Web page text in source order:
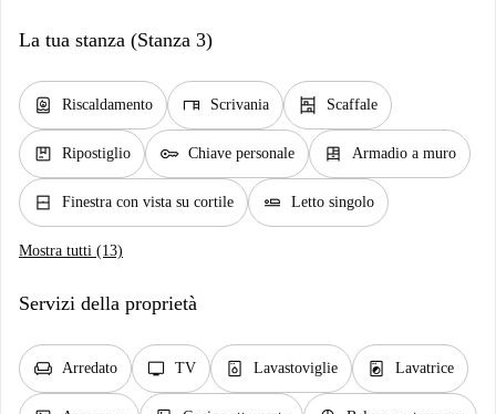
La tua stanza (Stanza 3)
water_heater Riscaldamento desk Scrivania shelves Scaffale
package Ripostiglio key Chiave personale dresser Armadio a muro
window_closed Finestra con vista su cortile airline_seat_flat Letto singolo
Mostra tutti (13)
Servizi della proprietà
chair Arredato tv TV dishwasher_gen Lavastoviglie local_laundry_service Lavatrice